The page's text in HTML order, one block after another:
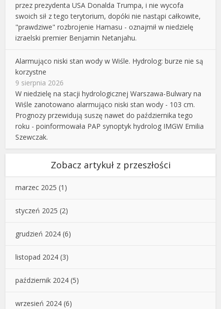
przez prezydenta USA Donalda Trumpa, i nie wycofa
swoich sił z tego terytorium, dopóki nie nastąpi całkowite,
"prawdziwe" rozbrojenie Hamasu - oznajmił w niedzielę
izraelski premier Benjamin Netanjahu.
Alarmująco niski stan wody w Wiśle. Hydrolog: burze nie są
korzystne
9 sierpnia 2026
W niedzielę na stacji hydrologicznej Warszawa-Bulwary na
Wiśle zanotowano alarmująco niski stan wody - 103 cm.
Prognozy przewidują suszę nawet do października tego
roku - poinformowała PAP synoptyk hydrolog IMGW Emilia
Szewczak.
Zobacz artykuł z przeszłości
marzec 2025 (1)
styczeń 2025 (2)
grudzień 2024 (6)
listopad 2024 (3)
październik 2024 (5)
wrzesień 2024 (6)